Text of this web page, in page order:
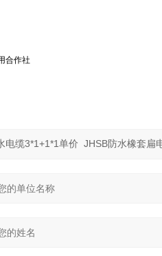
合作社